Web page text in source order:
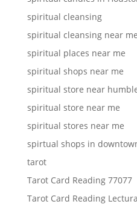
spiritual cleansing
spiritual cleansing near me
spiritual places near me
spiritual shops near me
spiritual store near
spiritual store near me
spiritual stores near me
spirtual shops in
tarot
Tarot Card Reading 77077
Tarot Card Reading